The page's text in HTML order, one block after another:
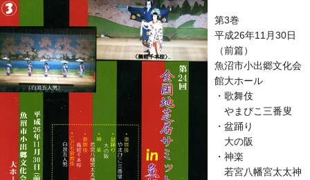
第3巻
平成26年11月30日
（前篇）
魚沼市小出郷文化会
館大ホール
・歌舞伎
やまびこ三番叟
・盆踊り
大の阪
・神楽
若宮八幡宮太太神